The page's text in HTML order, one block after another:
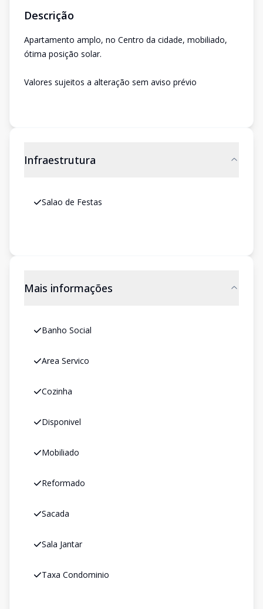
Descrição
Apartamento amplo, no Centro da cidade, mobiliado,
ótima posição solar.
Valores sujeitos a alteração sem aviso prévio
Infraestrutura
Salao de Festas
Mais informações
Banho Social
Area Servico
Cozinha
Disponivel
Mobiliado
Reformado
Sacada
Sala Jantar
Taxa Condominio